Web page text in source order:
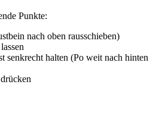
Punkte:
nach oben rausschieben)
senkrecht halten (Po weit nach hinten